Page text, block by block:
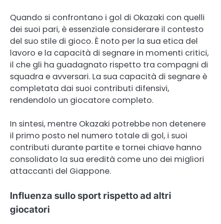
Quando si confrontano i gol di Okazaki con quelli
dei suoi pari, è essenziale considerare il contesto
del suo stile di gioco. È noto per la sua etica del
lavoro e la capacità di segnare in momenti critici,
il che gli ha guadagnato rispetto tra compagni di
squadra e avversari. La sua capacità di segnare è
completata dai suoi contributi difensivi,
rendendolo un giocatore completo.
In sintesi, mentre Okazaki potrebbe non detenere
il primo posto nel numero totale di gol, i suoi
contributi durante partite e tornei chiave hanno
consolidato la sua eredità come uno dei migliori
attaccanti del Giappone.
Influenza sullo sport rispetto ad altri
giocatori